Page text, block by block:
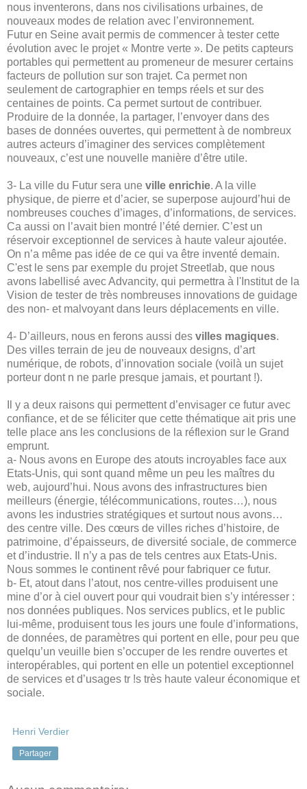
nous inventerons, dans nos civilisations urbaines, de
nouveaux modes de relation avec l’environnement.
Futur en Seine avait permis de commencer à tester cette
évolution avec le projet « Montre verte ». De petits capteurs
portables qui permettent au promeneur de mesurer certains
facteurs de pollution sur son trajet. Ca permet non
seulement de cartographier en temps réels et sur des
centaines de points. Ca permet surtout de contribuer.
Produire de la donnée, la partager, l’envoyer dans des
bases de données ouvertes, qui permettent à de nombreux
autres acteurs d’imaginer des services complètement
nouveaux, c’est une nouvelle manière d’être utile.
3- La ville du Futur sera une ville enrichie. A la ville
physique, de pierre et d’acier, se superpose aujourd’hui de
nombreuses couches d’images, d’informations, de services.
Ca aussi on l’avait bien montré l’été dernier. C’est un
réservoir exceptionnel de services à haute valeur ajoutée.
On n’a même pas idée de ce qui va être inventé demain.
C'est le sens par exemple du projet Streetlab, que nous
avons labellisé avec Advancity, qui permettra à l'Institut de la
Vision de tester de très nombreuses innovations de guidage
des non- et malvoyant dans leurs déplacements en ville.
4- D’ailleurs, nous en ferons aussi des villes magiques.
Des villes terrain de jeu de nouveaux designs, d’art
numérique, de robots, d’innovation sociale (voilà un sujet
porteur dont n ne parle presque jamais, et pourtant !).
Il y a deux raisons qui permettent d’envisager ce futur avec
confiance, et de se féliciter que cette thématique ait pris une
telle place ans les conclusions de la réflexion sur le Grand
emprunt.
a- Nous avons en Europe des atouts incroyables face aux
Etats-Unis, qui sont quand même un peu les maîtres du
web, aujourd’hui. Nous avons des infrastructures bien
meilleurs (énergie, télécommunications, routes…), nous
avons les industries stratégiques et surtout nous avons…
des centre ville. Des cœurs de villes riches d’histoire, de
patrimoine, d’épaisseurs, de diversité sociale, de commerce
et d’industrie. Il n’y a pas de tels centres aux Etats-Unis.
Nous sommes le continent rêvé pour fabriquer ce futur.
b- Et, atout dans l’atout, nos centre-villes produisent une
mine d’or à ciel ouvert pour qui voudrait bien s’y intéresser :
nos données publiques. Nos services publics, et le public
lui-même, produisent tous les jours une foule d’informations,
de données, de paramètres qui portent en elle, pour peu que
quelqu’un veuille bien s’occuper de les rendre ouvertes et
interopérables, qui portent en elle un potentiel exceptionnel
de services et d’usages tr !s très haute valeur économique et
sociale.
Henri Verdier
Partager